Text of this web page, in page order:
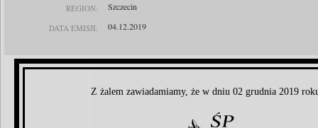
REGION: Szczecin
DATA EMISJI: 04.12.2019
Z żalem zawiadamiamy, że w dniu 02 grudnia 2019